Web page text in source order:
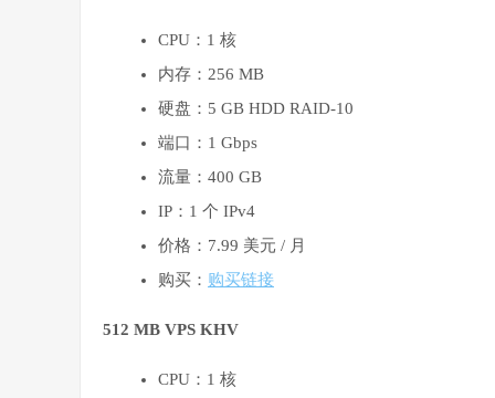
CPU：1 核
内存：256 MB
硬盘：5 GB HDD RAID-10
端口：1 Gbps
流量：400 GB
IP：1 个 IPv4
价格：7.99 美元 / 月
购买： 购买链接
512 MB VPS KHV
CPU：1 核